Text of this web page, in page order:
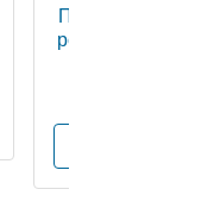
Перчатки
роточка ПВХ